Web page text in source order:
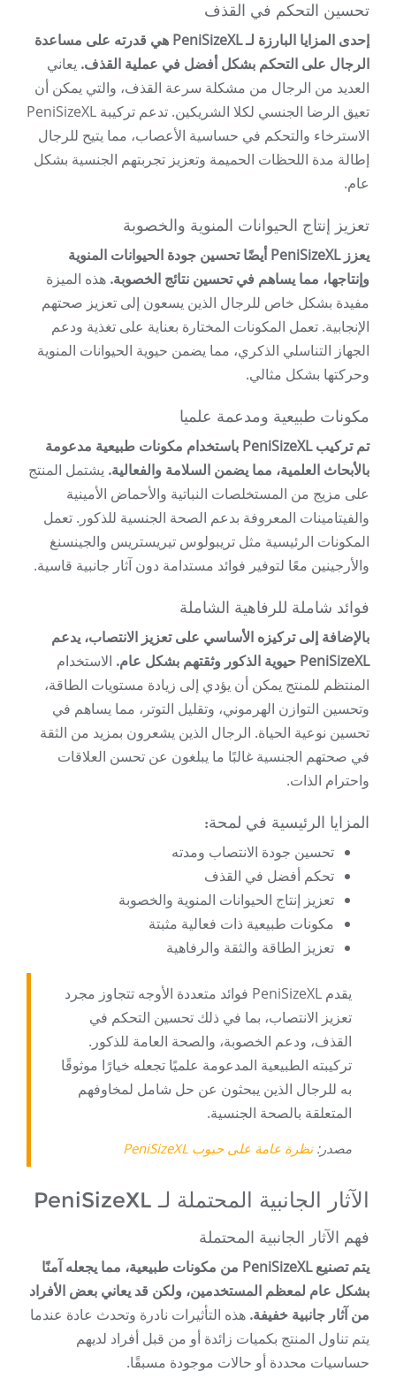
تحسين التحكم في القذف
إحدى المزايا البارزة لـ PeniSizeXL هي قدرته على مساعدة
الرجال على التحكم بشكل أفضل في عملية القذف. يعاني
العديد من الرجال من مشكلة سرعة القذف، والتي يمكن أن
تعيق الرضا الجنسي لكلا الشريكين. تدعم تركيبة PeniSizeXL
الاسترخاء والتحكم في حساسية الأعصاب، مما يتيح للرجال
إطالة مدة اللحظات الحميمة وتعزيز تجربتهم الجنسية بشكل
عام.
تعزيز إنتاج الحيوانات المنوية والخصوبة
يعزز PeniSizeXL أيضًا تحسين جودة الحيوانات المنوية
وإنتاجها، مما يساهم في تحسين نتائج الخصوبة. هذه الميزة
مفيدة بشكل خاص للرجال الذين يسعون إلى تعزيز صحتهم
الإنجابية. تعمل المكونات المختارة بعناية على تغذية ودعم
الجهاز التناسلي الذكري، مما يضمن حيوية الحيوانات المنوية
وحركتها بشكل مثالي.
مكونات طبيعية ومدعمة علميا
تم تركيب PeniSizeXL باستخدام مكونات طبيعية مدعومة
بالأبحاث العلمية، مما يضمن السلامة والفعالية. يشتمل المنتج
على مزيج من المستخلصات النباتية والأحماض الأمينية
والفيتامينات المعروفة بدعم الصحة الجنسية للذكور. تعمل
المكونات الرئيسية مثل تريبولوس تيريستريس والجينسنغ
والأرجينين معًا لتوفير فوائد مستدامة دون آثار جانبية قاسية.
فوائد شاملة للرفاهية الشاملة
بالإضافة إلى تركيزه الأساسي على تعزيز الانتصاب، يدعم
PeniSizeXL حيوية الذكور وثقتهم بشكل عام.
الاستخدام
المنتظم للمنتج يمكن أن يؤدي إلى زيادة مستويات الطاقة،
وتحسين التوازن الهرموني، وتقليل التوتر، مما يساهم في
تحسين نوعية الحياة. الرجال الذين يشعرون بمزيد من الثقة
في صحتهم الجنسية غالبًا ما يبلغون عن تحسن العلاقات
واحترام الذات.
المزايا الرئيسية في لمحة:
تحسين جودة الانتصاب ومدته
تحكم أفضل في القذف
تعزيز إنتاج الحيوانات المنوية والخصوبة
مكونات طبيعية ذات فعالية مثبتة
تعزيز الطاقة والثقة والرفاهية
يقدم PeniSizeXL فوائد متعددة الأوجه تتجاوز مجرد
تعزيز الانتصاب، بما في ذلك تحسين التحكم في
القذف، ودعم الخصوبة، والصحة العامة للذكور.
تركيبته الطبيعية المدعومة علميًا تجعله خيارًا موثوقًا
به للرجال الذين يبحثون عن حل شامل لمخاوفهم
المتعلقة بالصحة الجنسية.
مصدر:نظرة عامة على حبوب PeniSizeXL
الآثار الجانبية المحتملة لـ PeniSizeXL
فهم الآثار الجانبية المحتملة
يتم تصنيع PeniSizeXL من مكونات طبيعية، مما يجعله آمنًا
بشكل عام لمعظم المستخدمين، ولكن قد يعاني بعض الأفراد
من آثار جانبية خفيفة. هذه التأثيرات نادرة وتحدث عادة عندما
يتم تناول المنتج بكميات زائدة أو من قبل أفراد لديهم
حساسيات محددة أو حالات موجودة مسبقًا.